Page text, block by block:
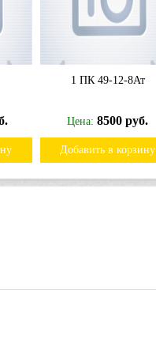
1 ПК 49-12-8Ат
Цена:8500 руб.
Добавить в корзину